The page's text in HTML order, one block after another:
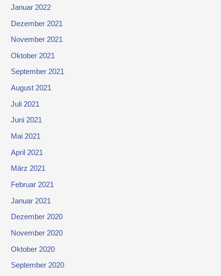
Januar 2022
Dezember 2021
November 2021
Oktober 2021
September 2021
August 2021
Juli 2021
Juni 2021
Mai 2021
April 2021
März 2021
Februar 2021
Januar 2021
Dezember 2020
November 2020
Oktober 2020
September 2020